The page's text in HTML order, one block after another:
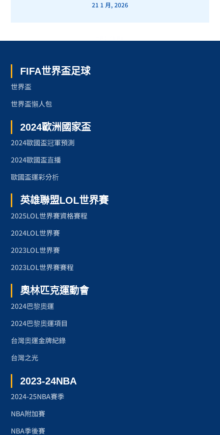
21 1 月, 2026
FIFA世界盃足球
世界盃
世界盃懶人包
2024歐洲國家盃
2024歐國盃冠軍預測
2024歐國盃直播
歐國盃運彩分析
英雄聯盟LOL世界賽
2025LOL世界賽資格賽程
2024LOL世界賽
2023LOL世界賽
2023LOL世界賽賽程
奧林匹克運動會
2024巴黎奧運
2024巴黎奧運項目
台灣奧運金牌紀錄
台灣之光
2023-24NBA
2024-25NBA賽季
NBA附加賽
NBA季後賽